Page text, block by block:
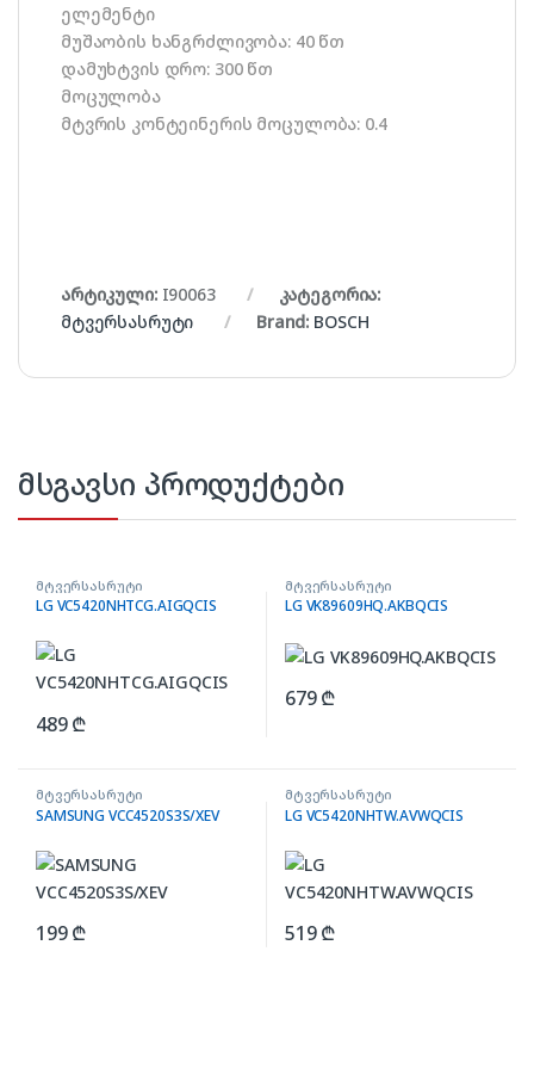
ელემენტი
მუშაობის ხანგრძლივობა: 40 წთ
დამუხტვის დრო: 300 წთ
მოცულობა
მტვრის კონტეინერის მოცულობა: 0.4
არტიკული: I90063
კატეგორია:
მტვერსასრუტი
Brand: BOSCH
მსგავსი პროდუქტები
მტვერსასრუტი
LG VC5420NHTCG.AIGQCIS
489₾
მტვერსასრუტი
LG VK89609HQ.AKBQCIS
679₾
მტვერსასრუტი
SAMSUNG VCC4520S3S/XEV
199₾
მტვერსასრუტი
LG VC5420NHTW.AVWQCIS
519₾